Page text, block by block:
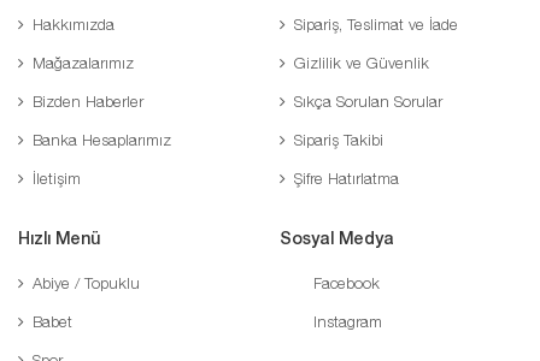
Hakkımızda
Mağazalarımız
Bizden Haberler
Banka Hesaplarımız
İletişim
Sipariş, Teslimat ve İade
Gizlilik ve Güvenlik
Sıkça Sorulan Sorular
Sipariş Takibi
Şifre Hatırlatma
Hızlı Menü
Abiye / Topuklu
Babet
Sosyal Medya
Facebook
Instagram